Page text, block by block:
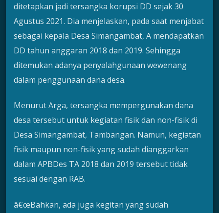
ditetapkan jadi tersangka korupsi DD sejak 30
Agustus 2021. Dia menjelaskan, pada saat menjabat
sebagai kepala Desa Simangambat, A mendapatkan
DD tahun anggaran 2018 dan 2019. Sehingga
ditemukan adanya penyalahgunaan wewenang
dalam penggunaan dana desa.
Menurut Arga, tersangka mempergunakan dana
desa tersebut untuk kegiatan fisik dan non-fisik di
Desa Simangambat, Tambangan. Namun, kegiatan
fisik maupun non-fisik yang sudah dianggarkan
dalam APBDes TA 2018 dan 2019 tersebut tidak
sesuai dengan RAB.
â€œBahkan, ada juga kegitan yang sudah